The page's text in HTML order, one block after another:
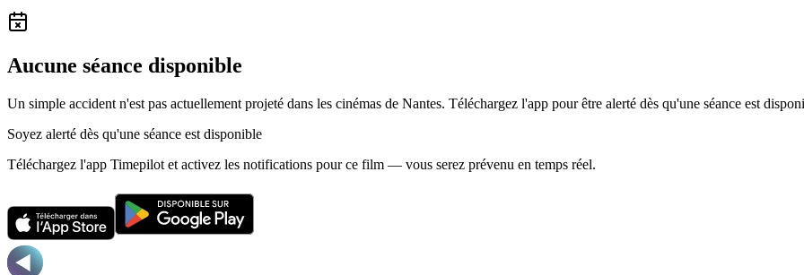
Aucune séance disponible
Un simple accident n'est pas actuellement projeté dans les cinémas de Nantes. Téléchargez l'app pour être alerté dès qu'une séance est
Soyez alerté dès qu'une séance est disponible
Téléchargez l'app Timepilot et activez les notifications pour ce film — vous serez prévenu en temps réel.